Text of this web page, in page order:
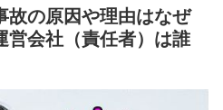
故の原因や理由はなぜ
営会社（責任者）は誰